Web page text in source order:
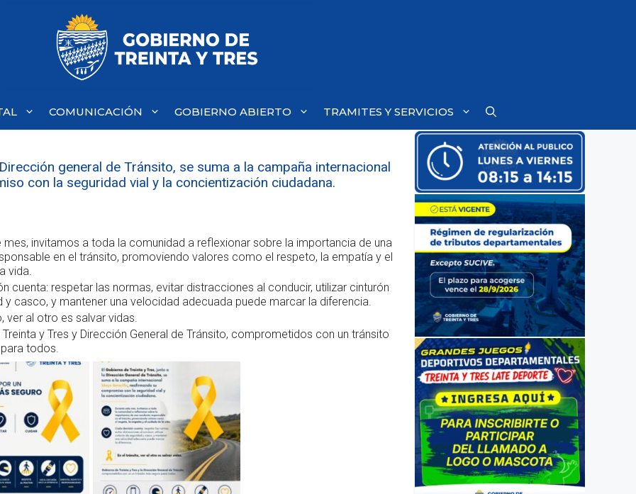
COMUNICACIÓN GOBIERNO ABIERTO TRAMITES Y SERVICIOS
general de Tránsito, se suma a la campaña internacional
con la seguridad vial y la concientización ciudadana.
mes, invitamos a toda la comunidad a reflexionar sobre la importancia de una
en el tránsito, promoviendo valores como el respeto, la empatía y el
vida.
cuenta: respetar las normas, evitar distracciones al conducir, utilizar cinturón
y casco, y mantener una velocidad adecuada puede marcar la diferencia.
ver al otro es salvar vidas.
y Tres y Dirección General de Tránsito, comprometidos con un tránsito
todos.